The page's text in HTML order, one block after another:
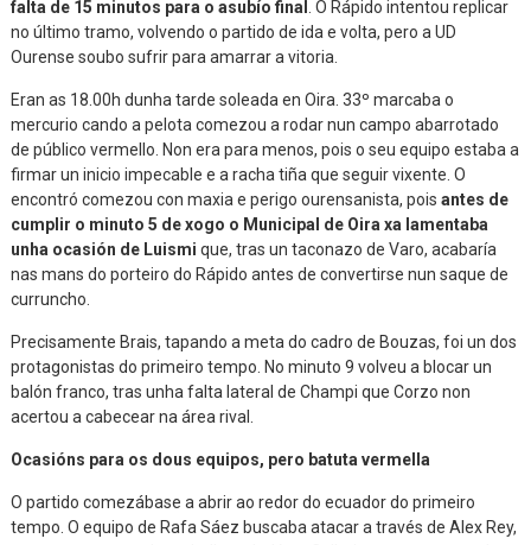
falta de 15 minutos para o asubío final . O Rápido intentou replicar
no último tramo, volvendo o partido de ida e volta, pero a UD
Ourense soubo sufrir para amarrar a vitoria.
Eran as 18.00h dunha tarde soleada en Oira. 33º marcaba o
mercurio cando a pelota comezou a rodar nun campo abarrotado
de público vermello. Non era para menos, pois o seu equipo estaba a
firmar un inicio impecable e a racha tiña que seguir vixente. O
encontró comezou con maxia e perigo ourensanista, pois antes de
cumplir o minuto 5 de xogo o Municipal de Oira xa lamentaba
unha ocasión de Luismi que, tras un taconazo de Varo, acabaría
nas mans do porteiro do Rápido antes de convertirse nun saque de
curruncho.
Precisamente Brais, tapando a meta do cadro de Bouzas, foi un dos
protagonistas do primeiro tempo. No minuto 9 volveu a blocar un
balón franco, tras unha falta lateral de Champi que Corzo non
acertou a cabecear na área rival.
Ocasións para os dous equipos, pero batuta vermella
O partido comezábase a abrir ao redor do ecuador do primeiro
tempo. O equipo de Rafa Sáez buscaba atacar a través de Alex Rey,